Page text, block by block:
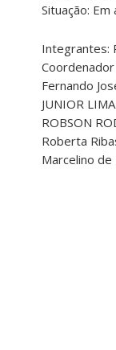
Situação:
Integrantes:
Fernando
JUNIOR
ROBSON
Roberta
Marcelino